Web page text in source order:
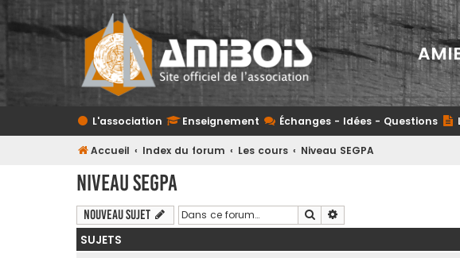
L'association Enseignement Échanges - Idées - Questions
Accueil Index du forum Les cours Niveau SEGPA
Niveau SEGPA
Nouveau sujet Rechercher
SUJETS